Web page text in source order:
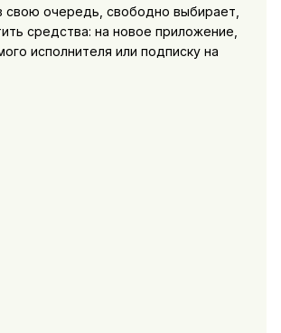
свою очередь, свободно выбирает,
средства: на новое приложение,
исполнителя или подписку на